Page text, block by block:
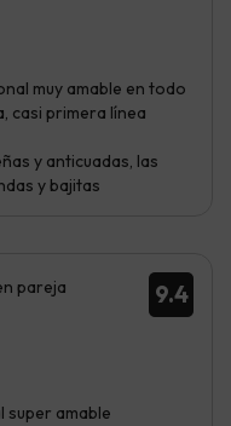
muy amable en todo
casi primera línea
y anticuadas, las
y bajitas
9.4
pareja
super amable